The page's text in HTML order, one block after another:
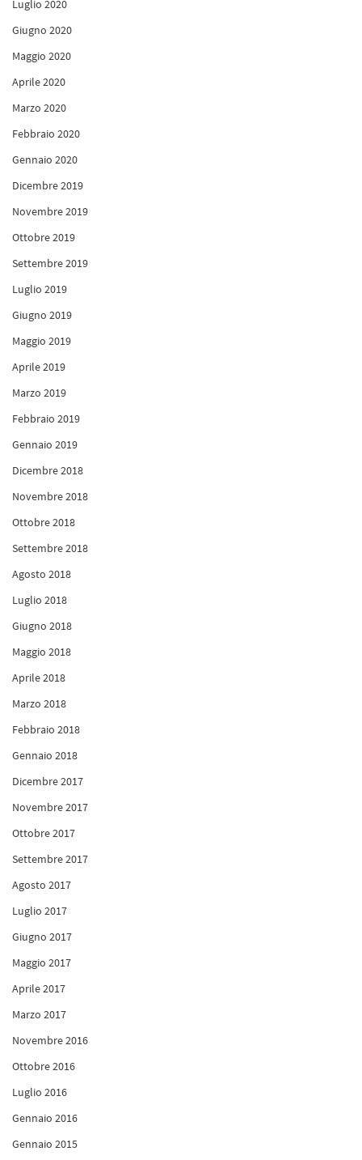
Luglio 2020
Giugno 2020
Maggio 2020
Aprile 2020
Marzo 2020
Febbraio 2020
Gennaio 2020
Dicembre 2019
Novembre 2019
Ottobre 2019
Settembre 2019
Luglio 2019
Giugno 2019
Maggio 2019
Aprile 2019
Marzo 2019
Febbraio 2019
Gennaio 2019
Dicembre 2018
Novembre 2018
Ottobre 2018
Settembre 2018
Agosto 2018
Luglio 2018
Giugno 2018
Maggio 2018
Aprile 2018
Marzo 2018
Febbraio 2018
Gennaio 2018
Dicembre 2017
Novembre 2017
Ottobre 2017
Settembre 2017
Agosto 2017
Luglio 2017
Giugno 2017
Maggio 2017
Aprile 2017
Marzo 2017
Novembre 2016
Ottobre 2016
Luglio 2016
Gennaio 2016
Gennaio 2015